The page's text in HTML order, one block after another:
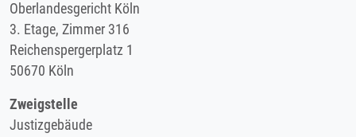
Oberlandesgericht Köln
3. Etage, Zimmer 316
Reichenspergerplatz 1
50670 Köln
Zweigstelle
Justizgebäude